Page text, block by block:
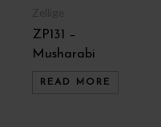
ZP131 –
Musharabi
READ MORE